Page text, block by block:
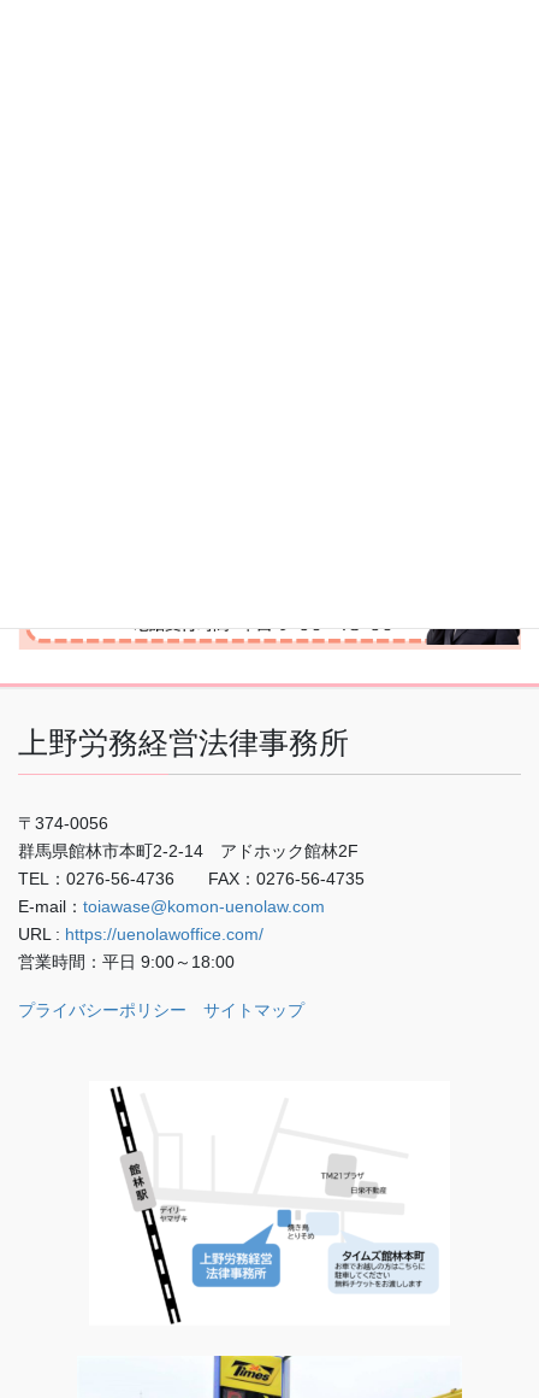
上野労務経営法律事務所
〒374-0056
群馬県館林市本町2-2-14 アドホック館林2F
TEL：0276-56-4736 FAX：0276-56-4735
E-mail： toiawase@komon-uenolaw.com
URL : https://uenolawoffice.com/
営業時間：平日 9:00～18:00
プライバシーポリシー サイトマップ